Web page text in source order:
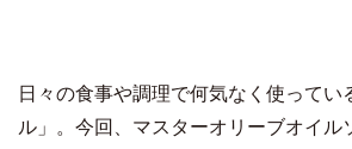
日々の食事や調理で何気なく使ってい
ル」。今回、マスターオリーブオイル